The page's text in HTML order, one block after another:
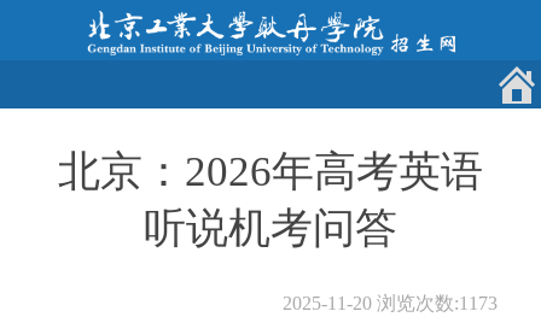
北京：2026年高考英语
听说机考问答
2025-11-20浏览次数:1173